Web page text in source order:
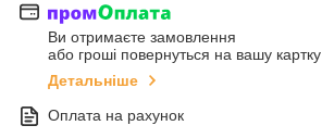
Ви отримаєте замовлення
або гроші повернуться на вашу картку
Детальніше
Оплата на рахунок